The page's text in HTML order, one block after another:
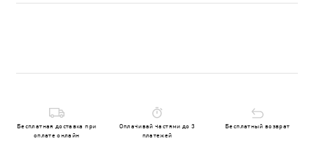
Бесплатная доставка при
оплате онлайн
Оплачивай частями до 3
платежей
Бесплатный возврат